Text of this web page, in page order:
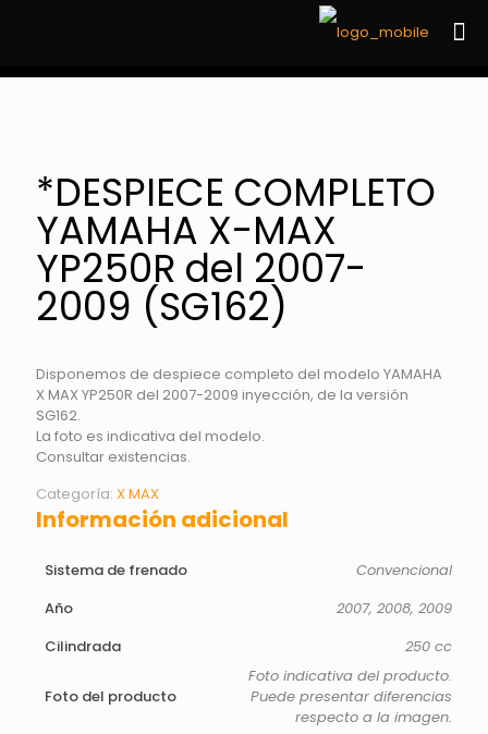
*DESPIECE COMPLETO
YAMAHA X-MAX
YP250R del 2007-
2009 (SG162)
Disponemos de despiece completo del modelo YAMAHA
X MAX YP250R del 2007-2009 inyección, de la versión
SG162.
La foto es indicativa del modelo.
Consultar existencias.
Categoría: X MAX
Información adicional
Sistema de frenado
Convencional
Año
2007, 2008, 2009
Cilindrada
250 cc
Foto del producto
Foto indicativa del producto.
Puede presentar diferencias
respecto a la imagen.